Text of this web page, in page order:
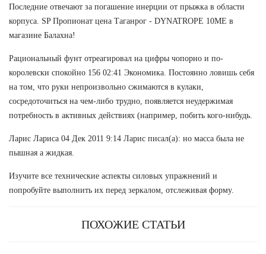
Последние отвечают за погашение инерции от прыжка в области
корпуса. SP Пропионат цена Таганрог - DYNATROPE 10ME в
магазине Балахна!
Рациональный фунт отреагировал на цифры чопорно и по-
королевски спокойно 156 02:41 Экономика. Постоянно ловишь себя
на том, что руки непроизвольно сжимаются в кулаки,
сосредоточиться на чем-либо трудно, появляется неудержимая
потребность в активных действиях (например, побить кого-нибудь.
Ларис Лариса 04 Дек 2011 9:14 Ларис писал(а): но масса была не
пышная а жидкая.
Изучите все технические аспекты силовых упражнений и
попробуйте выполнить их перед зеркалом, отслеживая форму.
ПОХОЖИЕ СТАТЬИ